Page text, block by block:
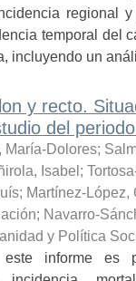
regional
temporal del
incluyendo un
y recto.
del
María-Dolores;
Isabel ;
; Martínez-López,
; Navarro-
y Política
informe es